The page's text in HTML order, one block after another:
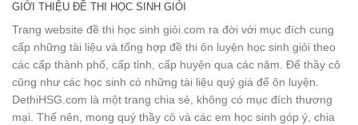
GIỚI THIỆU ĐỀ THI HỌC SINH GIỎI
Trang website đề thi học sinh giỏi.com ra đời với mục đích cung
cấp những tài liệu và tổng hợp đề thi ôn luyện học sinh giỏi theo
các cấp thành phố, cấp tỉnh, cấp huyện qua các năm. Để thầy cô
cũng như các học sinh có những tài liệu quý giá để ôn luyện.
DethiHSG.com là một trang chia sẻ, không có mục đích thương
mại. Thế nên, mong quý thầy cô và các em học sinh góp ý, chia